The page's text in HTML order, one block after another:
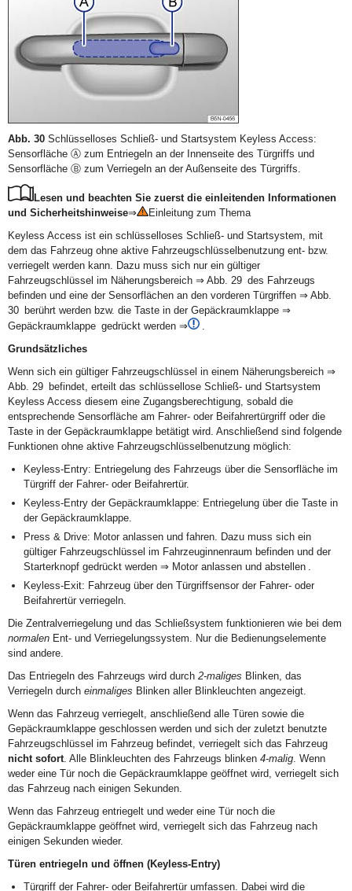
Abb. 30 Schlüsselloses Schließ- und Startsystem Keyless Access:
Sensorfläche Ⓐ zum Entriegeln an der Innenseite des Türgriffs und
Sensorfläche Ⓑ zum Verriegeln an der Außenseite des Türgriffs.
Lesen und beachten Sie zuerst die einleitenden Informationen
und Sicherheitshinweise⇒
Einleitung zum Thema
Keyless Access ist ein schlüsselloses Schließ- und Startsystem, mit
dem das Fahrzeug ohne aktive Fahrzeugschlüsselbenutzung ent- bzw.
verriegelt werden kann. Dazu muss sich nur ein gültiger
Fahrzeugschlüssel im Näherungsbereich ⇒ Abb. 29 des Fahrzeugs
befinden und eine der Sensorflächen an den vorderen Türgriffen ⇒ Abb.
30 berührt werden bzw. die Taste in der Gepäckraumklappe ⇒
Gepäckraumklappe gedrückt werden ⇒
.
Grundsätzliches
Wenn sich ein gültiger Fahrzeugschlüssel in einem Näherungsbereich ⇒
Abb. 29 befindet, erteilt das schlüssellose Schließ- und Startsystem
Keyless Access diesem eine Zugangsberechtigung, sobald die
entsprechende Sensorfläche am Fahrer- oder Beifahrertürgriff oder die
Taste in der Gepäckraumklappe betätigt wird. Anschließend sind folgende
Funktionen ohne aktive Fahrzeugschlüsselbenutzung möglich:
Keyless-Entry: Entriegelung des Fahrzeugs über die Sensorfläche im
Türgriff der Fahrer- oder Beifahrertür.
Keyless-Entry der Gepäckraumklappe: Entriegelung über die Taste in
der Gepäckraumklappe.
Press & Drive: Motor anlassen und fahren. Dazu muss sich ein
gültiger Fahrzeugschlüssel im Fahrzeuginnenraum befinden und der
Starterknopf gedrückt werden ⇒ Motor anlassen und abstellen .
Keyless-Exit: Fahrzeug über den Türgriffsensor der Fahrer- oder
Beifahrertür verriegeln.
Die Zentralverriegelung und das Schließsystem funktionieren wie bei dem
normalen Ent- und Verriegelungssystem. Nur die Bedienungselemente
sind andere.
Das Entriegeln des Fahrzeugs wird durch 2-maliges Blinken, das
Verriegeln durch einmaliges Blinken aller Blinkleuchten angezeigt.
Wenn das Fahrzeug verriegelt, anschließend alle Türen sowie die
Gepäckraumklappe geschlossen werden und sich der zuletzt benutzte
Fahrzeugschlüssel im Fahrzeug befindet, verriegelt sich das Fahrzeug
nicht sofort. Alle Blinkleuchten des Fahrzeugs blinken 4-malig. Wenn
weder eine Tür noch die Gepäckraumklappe geöffnet wird, verriegelt sich
das Fahrzeug nach einigen Sekunden.
Wenn das Fahrzeug entriegelt und weder eine Tür noch die
Gepäckraumklappe geöffnet wird, verriegelt sich das Fahrzeug nach
einigen Sekunden wieder.
Türen entriegeln und öffnen (Keyless-Entry)
Türgriff der Fahrer- oder Beifahrertür umfassen. Dabei wird die